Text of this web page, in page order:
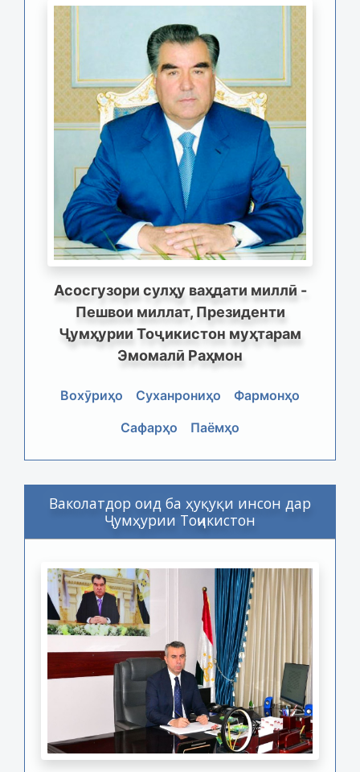
Асосгузори сулҳу ваҳдати миллӣ -
Пешвои миллат, Президенти
Ҷумҳурии Тоҷикистон муҳтарам
Эмомалӣ Раҳмон
Вохӯриҳо Суханрониҳо
Фармонҳо
Сафарҳо
Паёмҳо
Ваколатдор оид ба ҳуқуқи инсон дар
Ҷумҳурии Тоҷикистон